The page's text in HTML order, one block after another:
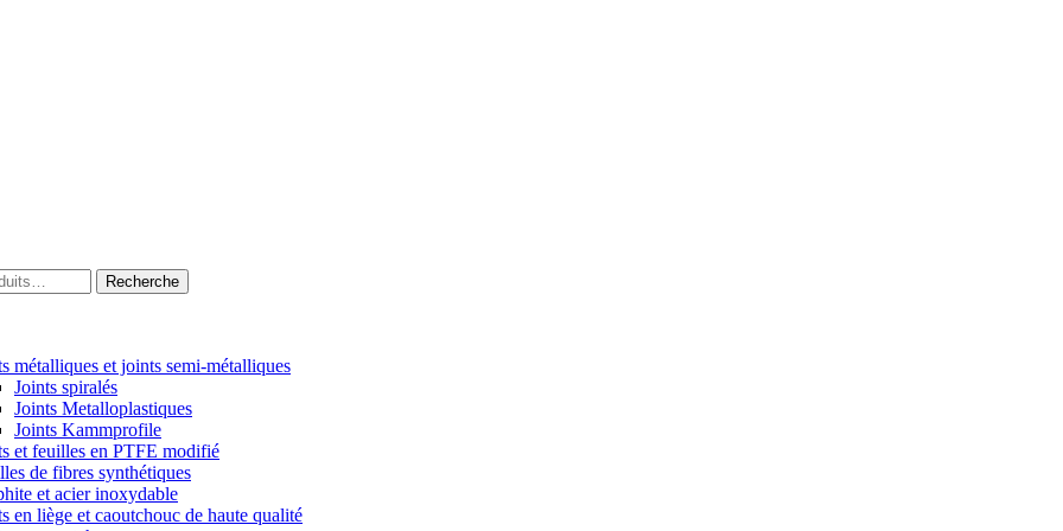
Recherche
métalliques et joints semi-métalliques
Joints spiralés
Joints Metalloplastiques
Joints Kammprofile
et feuilles en PTFE modifié
de fibres synthétiques
et acier inoxydable
en liège et caoutchouc de haute qualité